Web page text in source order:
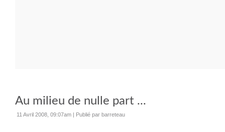
Au milieu de nulle part ...
11 Avril 2008, 09:07am | Publié par barreteau